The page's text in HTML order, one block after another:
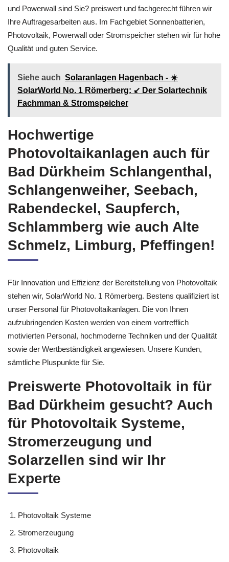
und Powerwall sind Sie? preiswert und fachgerecht führen wir
Ihre Auftragesarbeiten aus. Im Fachgebiet Sonnenbatterien,
Photovoltaik, Powerwall oder Stromspeicher stehen wir für hohe
Qualität und guten Service.
Siehe auch Solaranlagen Hagenbach - ☀️
SolarWorld No. 1 Römerberg: ↙️ Der Solartechnik
Fachmman & Stromspeicher
Hochwertige
Photovoltaikanlagen auch für
Bad Dürkheim Schlangenthal,
Schlangenweiher, Seebach,
Rabendeckel, Saupferch,
Schlammberg wie auch Alte
Schmelz, Limburg, Pfeffingen!
Für Innovation und Effizienz der Bereitstellung von Photovoltaik
stehen wir, SolarWorld No. 1 Römerberg. Bestens qualifiziert ist
unser Personal für Photovoltaikanlagen. Die von Ihnen
aufzubringenden Kosten werden von einem vortrefflich
motivierten Personal, hochmoderne Techniken und der Qualität
sowie der Wertbeständigkeit angewiesen. Unsere Kunden,
sämtliche Pluspunkte für Sie.
Preiswerte Photovoltaik in für
Bad Dürkheim gesucht? Auch
für Photovoltaik Systeme,
Stromerzeugung und
Solarzellen sind wir Ihr
Experte
Photovoltaik Systeme
Stromerzeugung
Photovoltaik